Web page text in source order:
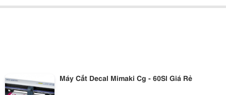
Máy Cắt Decal Mimaki Cg - 60Sl Giá Rẻ